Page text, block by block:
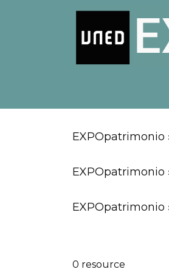
EXPOpatrimonio
EXPOpatrimonio
0 resource